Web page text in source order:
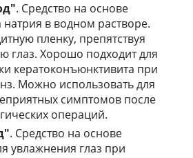
. Средство на основе
натрия в водном растворе.
пленку, препятствуя
глаз. Хорошо подходит для
кератоконъюнктивита при
Можно использовать для
симптомов после
операций.
. Средство на основе
увлажнения глаз при